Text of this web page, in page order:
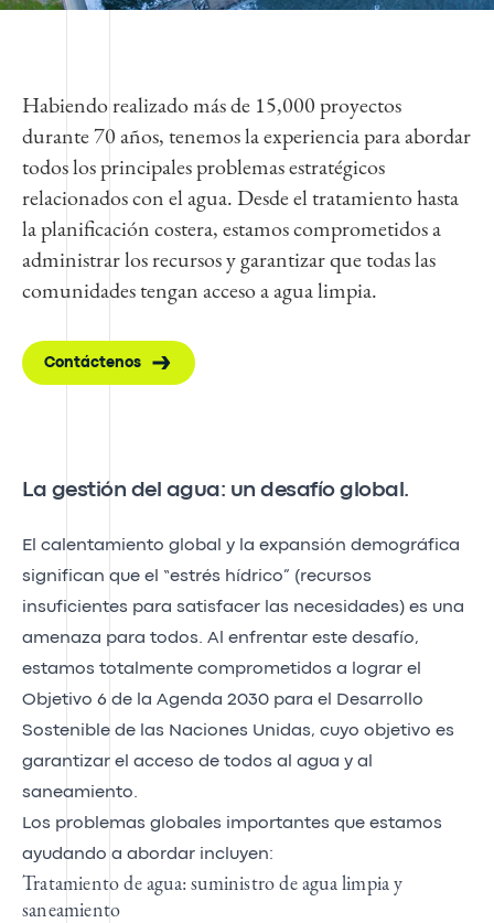
Habiendo realizado más de 15,000 proyectos
durante 70 años, tenemos la experiencia para abordar
todos los principales problemas estratégicos
relacionados con el agua. Desde el tratamiento hasta
la planificación costera, estamos comprometidos a
administrar los recursos y garantizar que todas las
comunidades tengan acceso a agua limpia.
Contáctenos
La gestión del agua: un desafío global.
El calentamiento global y la expansión demográfica
significan que el “estrés hídrico” (recursos
insuficientes para satisfacer las necesidades) es una
amenaza para todos. Al enfrentar este desafío,
estamos totalmente comprometidos a lograr el
Objetivo 6 de la Agenda 2030 para el Desarrollo
Sostenible de las Naciones Unidas, cuyo objetivo es
garantizar el acceso de todos al agua y al
saneamiento.
Los problemas globales importantes que estamos
ayudando a abordar incluyen:
Tratamiento de agua: suministro de agua limpia y
saneamiento